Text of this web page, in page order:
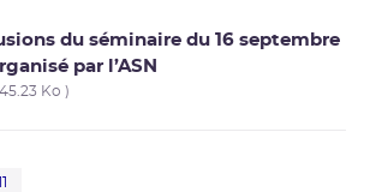
du séminaire du 16 septembre
par l’ASN
Ko )